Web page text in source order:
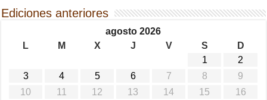
Ediciones anteriores
agosto 2026
L
M X J V S
D
1
2
3
4 5 6 7 8
9
10
11 12 13 14 15
16